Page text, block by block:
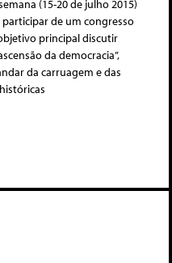
(15-20 de julho 2015)
participar de um congresso
principal discutir
da democracia”,
da carruagem e das